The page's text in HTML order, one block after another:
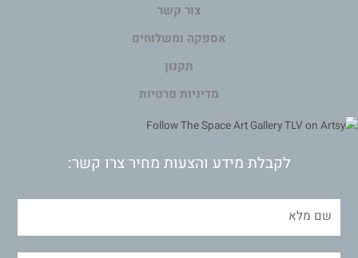
צור קשר
אספקה ומשלוחים
תקנון
מדיניות פרטיות
לקבלת מידע והצעות מחיר צרו קשר: